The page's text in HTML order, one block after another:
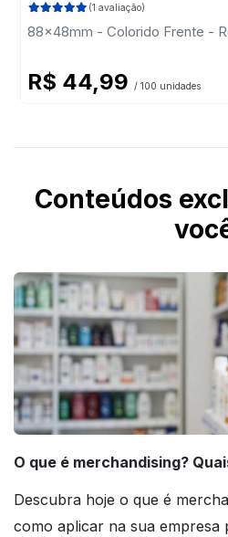
(1 avaliação)
88x48mm - Colorido Frente -
R$ 44,99 / 100 unidades
Conteúdos
O que é merchandising?
Descubra hoje o que é
como aplicar na sua empresa